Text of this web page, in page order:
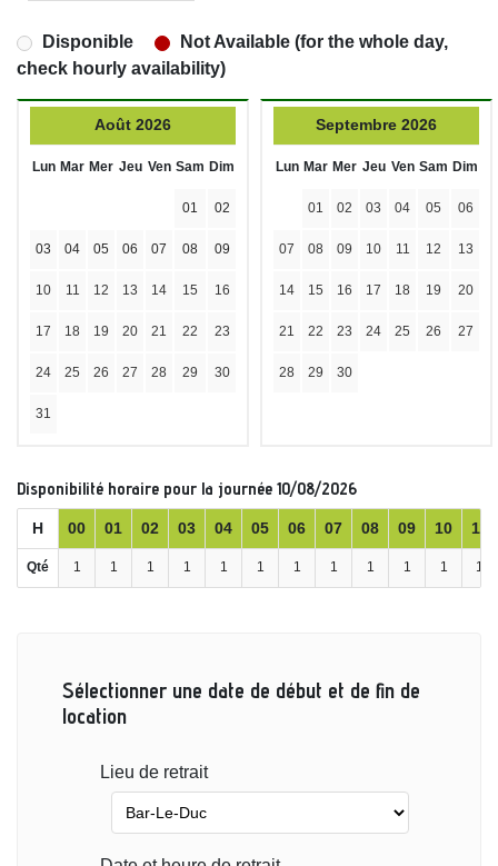
Disponible
Not Available (for the whole day,
check hourly availability)
Août 2026
Lun Mar Mer Jeu Ven Sam Dim
01 02
03 04 05 06 07 08 09
10 11 12 13 14 15 16
17 18 19 20 21 22 23
24 25 26 27 28 29 30
31
Septembre 2026
Lun Mar Mer Jeu Ven Sam Dim
01 02 03 04 05 06
07 08 09 10 11 12 13
14 15 16 17 18 19 20
21 22 23 24 25 26 27
28 29 30
Disponibilité horaire pour la journée 10/08/2026
H 00 01 02 03 04 05 06 07 08 09 10 11
Qté 1 1 1 1 1 1 1 1 1 1 1 1
Sélectionner une date de début et de fin de
location
Lieu de retrait